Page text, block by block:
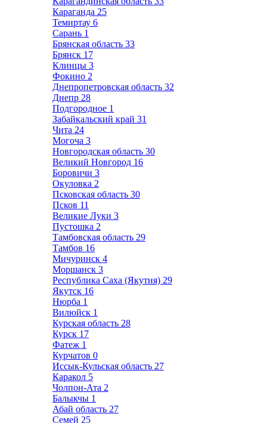
Караганда 25
Темиртау 6
Сарань 1
Брянская область 33
Брянск 17
Клинцы 3
Фокино 2
Днепропетровская область 32
Днепр 28
Подгородное 1
Забайкальский край 31
Чита 24
Могоча 3
Новгородская область 30
Великий Новгород 16
Боровичи 3
Окуловка 2
Псковская область 30
Псков 11
Великие Луки 3
Пустошка 2
Тамбовская область 29
Тамбов 16
Мичуринск 4
Моршанск 3
Республика Саха (Якутия) 29
Якутск 16
Нюрба 1
Вилюйск 1
Курская область 28
Курск 17
Фатеж 1
Курчатов 0
Иссык-Кульская область 27
Каракол 5
Чолпон-Ата 2
Балыкчы 1
Абай область 27
Семей 25